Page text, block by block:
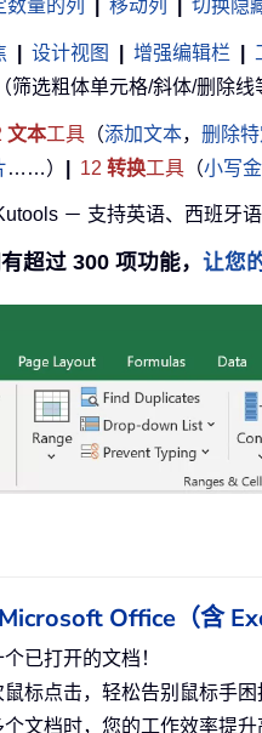
数量的列 移动列 切换隐
设计视图 增强编辑栏
（筛选粗体单元格/斜体/删除线
文本工具 （添加文本， 删除
……） 12 转换工具 （小写
－ 支持英语、西班牙
超过 300 项功能， 让您
Office（含
已打开的文档！
标点击，轻松告别鼠标手困
文档时，您的工作效率提升